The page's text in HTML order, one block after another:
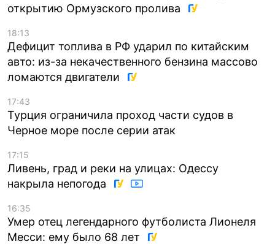
открытию Ормузского пролива
18:13
Дефицит топлива в РФ ударил по китайским
авто: из-за некачественного бензина массово
ломаются двигатели
17:43
Турция ограничила проход части судов в
Черное море после серии атак
17:15
Ливень, град и реки на улицах: Одессу
накрыла непогода
16:35
Умер отец легендарного футболиста Лионеля
Месси: ему было 68 лет